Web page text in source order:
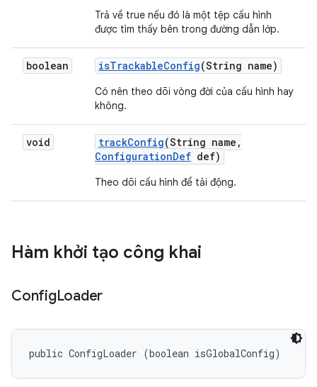
Trả về true nếu đó là một tệp cấu hình
được tìm thấy bên trong đường dẫn lớp.
boolean isTrackableConfig(String name)
Có nên theo dõi vòng đời của cấu hình hay
không.
void trackConfig(String name ,
ConfigurationDef def)
Theo dõi cấu hình để tải động.
Hàm khởi tạo công khai
ConfigLoader
public ConfigLoader (boolean isGlobalConfig)